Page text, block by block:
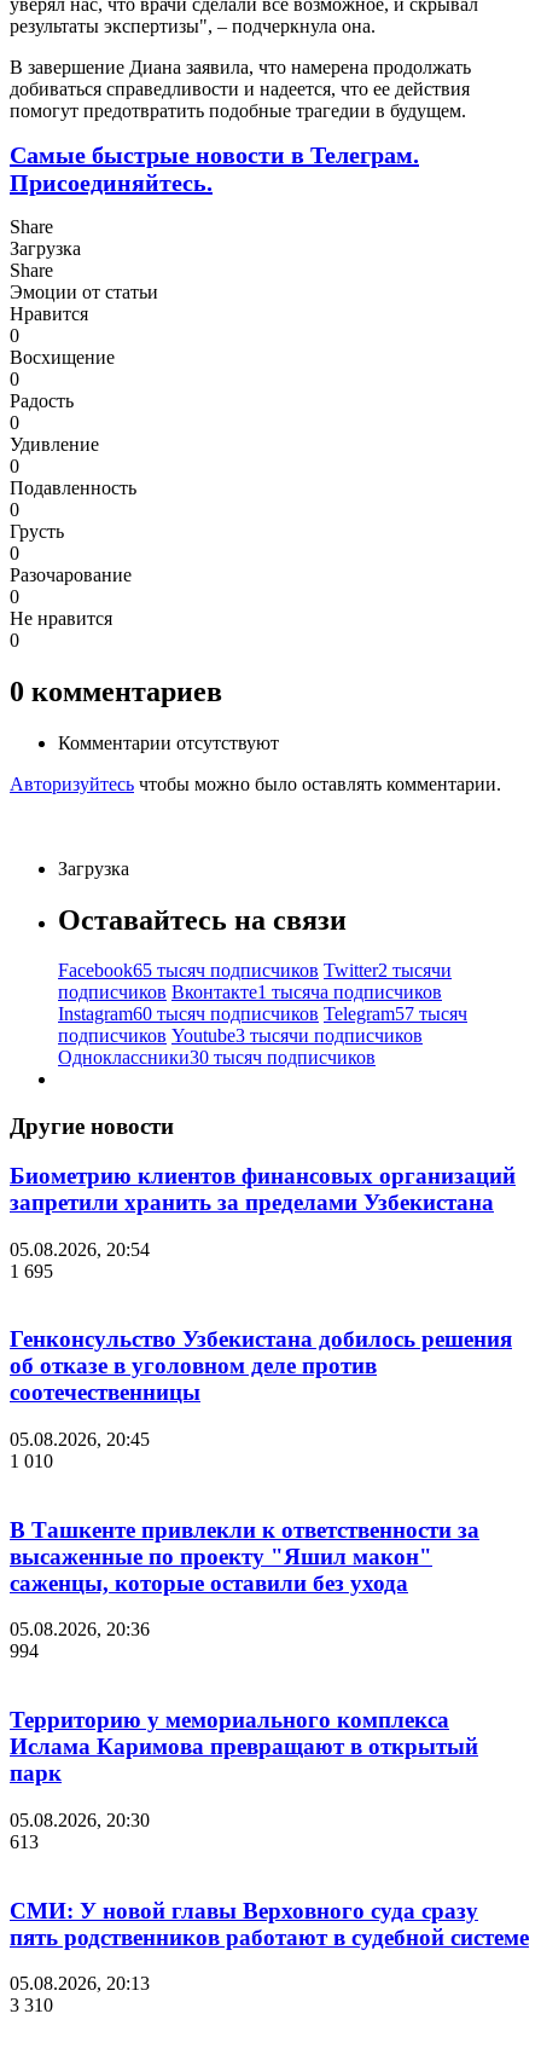
результаты экспертизы", – подчеркнула она.
В завершение Диана заявила, что намерена продолжать
добиваться справедливости и надеется, что ее действия
помогут предотвратить подобные трагедии в будущем.
Самые быстрые новости в Телеграм.
Присоединяйтесь.
Share
Загрузка
Share
Эмоции от статьи
Нравится
0
Восхищение
0
Радость
0
Удивление
0
Подавленность
0
Грусть
0
Разочарование
0
Не нравится
0
0 комментариев
Комментарии отсутствуют
Авторизуйтесь чтобы можно было оставлять комментарии.
Загрузка
Оставайтесь на связи
Facebook65 тысяч подписчиков Twitter2 тысячи
подписчиков Вконтакте1 тысяча подписчиков
Instagram60 тысяч подписчиков Telegram57 тысяч
подписчиков Youtube3 тысячи подписчиков
Одноклассники30 тысяч подписчиков
Другие новости
Биометрию клиентов финансовых организаций
запретили хранить за пределами Узбекистана
05.08.2026, 20:54
1 695
Генконсульство Узбекистана добилось решения
об отказе в уголовном деле против
соотечественницы
05.08.2026, 20:45
1 010
В Ташкенте привлекли к ответственности за
высаженные по проекту "Яшил макон"
саженцы, которые оставили без ухода
05.08.2026, 20:36
994
Территорию у мемориального комплекса
Ислама Каримова превращают в открытый
парк
05.08.2026, 20:30
613
СМИ: У новой главы Верховного суда сразу
пять родственников работают в судебной системе
05.08.2026, 20:13
3 310